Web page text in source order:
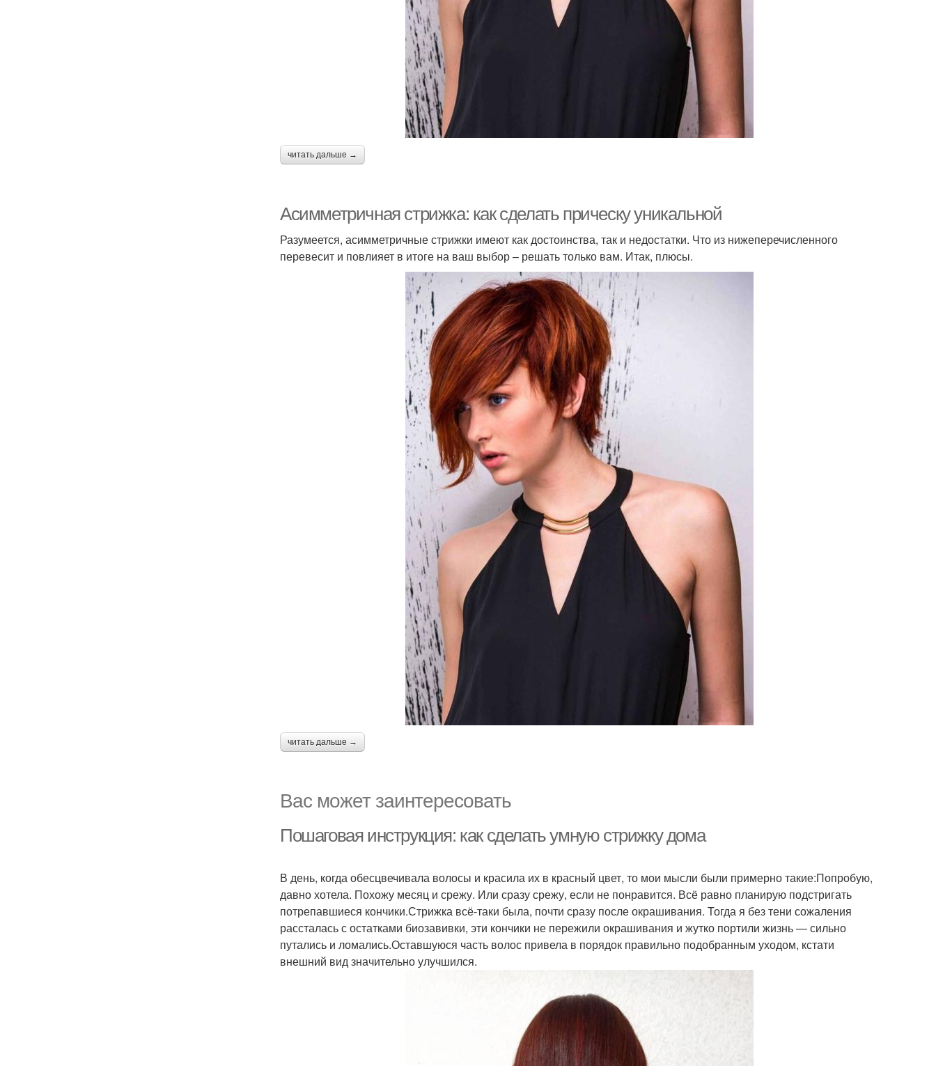
читать дальше →
Асимметричная стрижка: как сделать прическу уникальной
Разумеется, асимметричные стрижки имеют как достоинства, так и недостатки. Что из нижеперечисленного
перевесит и повлияет в итоге на ваш выбор – решать только вам. Итак, плюсы.
читать дальше →
Вас может заинтересовать
Пошаговая инструкция: как сделать умную стрижку дома
В день, когда обесцвечивала волосы и красила их в красный цвет, то мои мысли были примерно такие:Попробую,
давно хотела. Похожу месяц и срежу. Или сразу срежу, если не понравится. Всё равно планирую подстригать
потрепавшиеся кончики.Стрижка всё-таки была, почти сразу после окрашивания. Тогда я без тени сожаления
рассталась с остатками биозавивки, эти кончики не пережили окрашивания и жутко портили жизнь — сильно
путались и ломались.Оставшуюся часть волос привела в порядок правильно подобранным уходом, кстати
внешний вид значительно улучшился.